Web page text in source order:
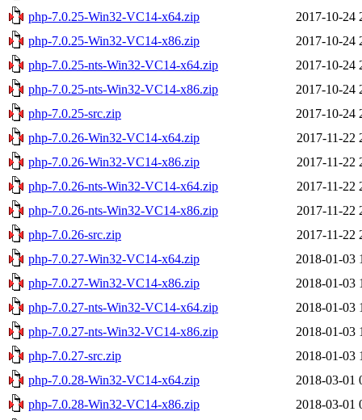
php-7.0.25-Win32-VC14-x64.zip
2017-10-24
php-7.0.25-Win32-VC14-x86.zip
2017-10-24
php-7.0.25-nts-Win32-VC14-x64.zip
2017-10-24
php-7.0.25-nts-Win32-VC14-x86.zip
2017-10-24
php-7.0.25-src.zip
2017-10-24
php-7.0.26-Win32-VC14-x64.zip
2017-11-22
php-7.0.26-Win32-VC14-x86.zip
2017-11-22
php-7.0.26-nts-Win32-VC14-x64.zip
2017-11-22
php-7.0.26-nts-Win32-VC14-x86.zip
2017-11-22
php-7.0.26-src.zip
2017-11-22
php-7.0.27-Win32-VC14-x64.zip
2018-01-03
php-7.0.27-Win32-VC14-x86.zip
2018-01-03
php-7.0.27-nts-Win32-VC14-x64.zip
2018-01-03
php-7.0.27-nts-Win32-VC14-x86.zip
2018-01-03
php-7.0.27-src.zip
2018-01-03
php-7.0.28-Win32-VC14-x64.zip
2018-03-01
php-7.0.28-Win32-VC14-x86.zip
2018-03-01